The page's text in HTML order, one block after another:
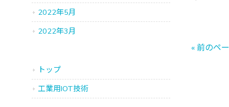
« 前のペ
2022年5月
2022年3月
トップ
工業用IOT技術